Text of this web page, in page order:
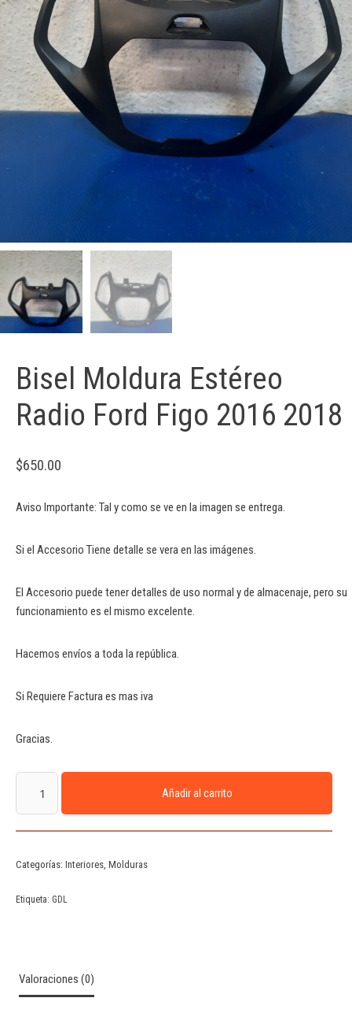
Bisel Moldura Estéreo
Radio Ford Figo 2016 2018
$650.00
Aviso Importante: Tal y como se ve en la imagen se entrega.
Si el Accesorio Tiene detalle se vera en las imágenes.
El Accesorio puede tener detalles de uso normal y de almacenaje, pero su
funcionamiento es el mismo excelente.
Hacemos envíos a toda la república.
Si Requiere Factura es mas iva
Gracias.
Añadir al carrito
Categorías: Interiores Molduras
Etiqueta: GDL
Valoraciones (0)